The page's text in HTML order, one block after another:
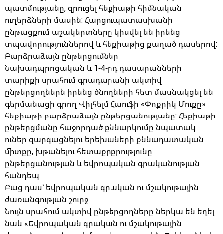
պատմությանը, զրուցել հեքիաթի հիմնական
ուղերձների մասին: Հարցուպատասխանի
ընթացքում աշակերտները կիսվել են իրենց
տպավորություններով և հեքիաթից քաղած դասերով:
Բարձրաձայն ընթերցումներ
Նախադպրոցական և 1-4-րդ դասարանների
տարիքի սրահում գրադարանի ակտիվ
ընթերցողներն իրենց ծնողների հետ մասնակցել են
գերմանացի գրող Վիլհելմ Հաուֆի «Փոքրիկ Մուքը»
հեքիաթի բարձրաձայն ընթերցանությանը: Հեքիաթի
ընթերցմանը հաջորդած քննարկումը նպատակ
ուներ զարգացնելու երեխաների քննադատական
միտքը, խթանելու հետաքրքրությունը
ընթերցանության և եվրոպական գրականության
հանդեպ:
Բաց դաս՝ եվրոպական գրական ու մշակութային
ժառանգության շուրջ
Նույն սրահում ակտիվ ընթերցողները ներկա են եղել
նաև «Եվրոպական գրական ու մշակութային